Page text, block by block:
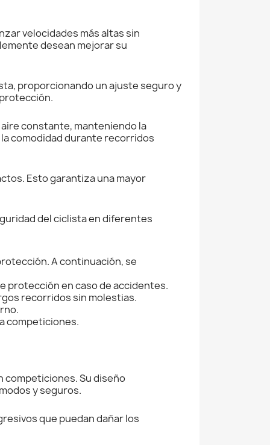
velocidades más altas sin
desean mejorar su
proporcionando un ajuste seguro y
constante, manteniendo la
comodidad durante recorridos
Esto garantiza una mayor
del ciclista en diferentes
A continuación, se
protección en caso de accidentes.
recorridos sin molestias.
competiciones.
competiciones. Su diseño
y seguros.
que puedan dañar los